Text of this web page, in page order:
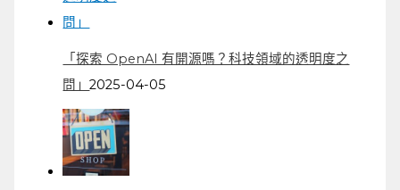
「探索 OpenAI 有開源嗎？科技領域的透明度之
問」2025-04-05